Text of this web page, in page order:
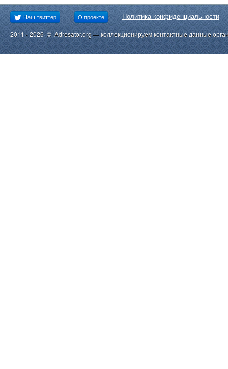
Наш твиттер О проекте Политика конфиденциальности
2011 - 2026 © Adresator.org — коллекционируем контактные данные